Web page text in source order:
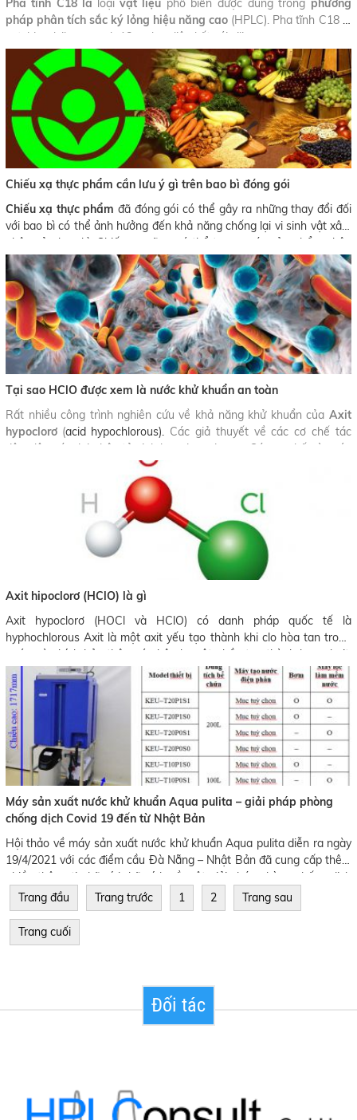
Pha tĩnh C18 là loại vật liệu phổ biến được dùng trong phương
pháp phân tích sắc ký lỏng hiệu năng cao (HPLC). Pha tĩnh C18 là
octyldecylsilane mạch 18 carbon liên kết với silica
Chiếu xạ thực phẩm cần lưu ý gì trên bao bì đóng gói
Chiếu xạ thực phẩm đã đóng gói có thể gây ra những thay đổi đối
với bao bì có thể ảnh hưởng đến khả năng chống lại vi sinh vật xâm
nhập của bao bì. Chiếu xạ cũng có thể tạo ra các sản phẩm phân
giải phóng xạ có thể di chuyển vào thực phẩm, ảnh hưởng đến mùi,
vị và có thể ảnh hưởng đến sự an toàn của thực phẩm.
Tại sao HClO được xem là nước khử khuẩn an toàn
Rất nhiều công trình nghiên cứu về khả năng khử khuẩn của Axit
hypoclorơ (acid hypochlorous). Các giả thuyết về các cơ chế tác
động lên các đại phân tử sinh học được đưa ra. Các cơ chế này góp
phần chứng minh HClO có khả năng khử khuẩn tốt.
Xét về tính an toàn, các thí nghiệm cũng được tiến hành, và
acid hypochlorous) -
HClO được Cơ quan Bảo vệ Môi
trường Hoa Kỳ phân loại là không độc hại.
Axit hipoclorơ (HClO) là gì
Axit hypoclorơ (HOCl và HClO) có danh pháp quốc tế là
hyphochlorous Axit là một axit yếu tạo thành khi clo hòa tan trong
nước, và chính bản thân nó phân ly một phần tạo thành hypoclorit,
ClO-, HClO và ClO- là chất oxi hóa, và các chất khử trùng (khử
khuẩn) chính của dung dịch clo có tác dụng hữu hiệu trong ngăn
chặn covid 19.
Máy sản xuất nước khử khuẩn Aqua pulita – giải pháp phòng
chống dịch Covid 19 đến từ Nhật Bản
Hội thảo về máy sản xuất nước khử khuẩn Aqua pulita diễn ra ngày
19/4/2021 với các điểm cầu Đà Nẵng – Nhật Bản đã cung cấp thêm
nhiều thông tin hữu ích hữu ích về một giải pháp phòng chống dịch
Covid 19 mới.
Trang đầu Trang trước 1 2 Trang sau
Trang cuối
Đối tác